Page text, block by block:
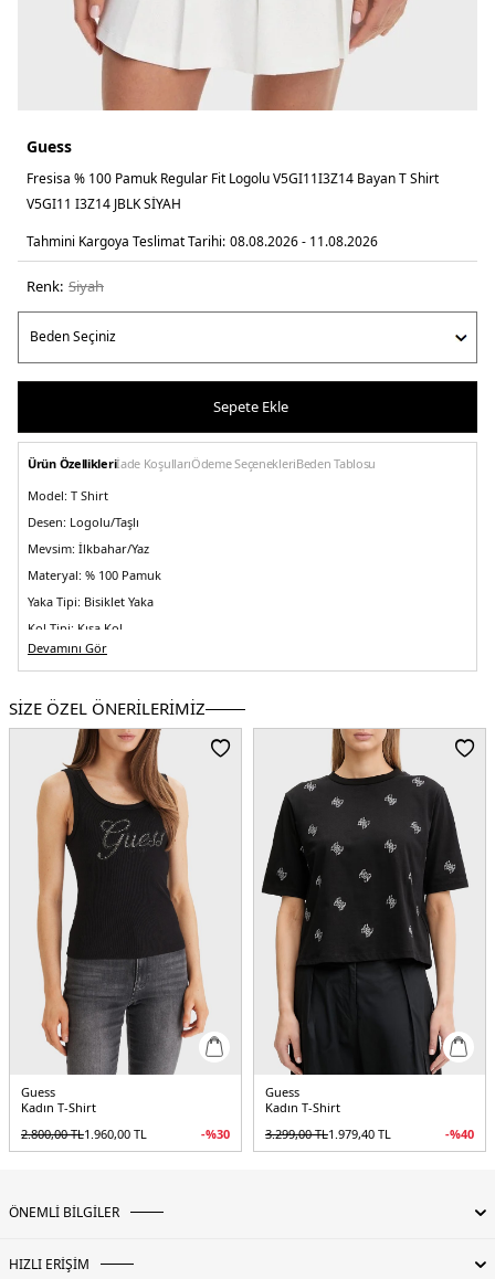
Guess
Fresisa % 100 Pamuk Regular Fit Logolu V5GI11I3Z14 Bayan T Shirt
V5GI11 I3Z14 JBLK SİYAH
Tahmini Kargoya Teslimat Tarihi: 08.08.2026 - 11.08.2026
Renk: si̇yah
Sepete Ekle
Ürün Özellikleriİade KoşullarıÖdeme SeçenekleriBeden Tablosu
Model: T Shirt
Desen: Logolu/Taşlı
Mevsim: İlkbahar/Yaz
Materyal: % 100 Pamuk
Yaka Tipi: Bisiklet Yaka
Kol Tipi: Kısa Kol
Kalıp Bilgisi:Regular Fit
5DY2V5GI11I3Z14JBLK.07
Devamını Gör
SİZE ÖZEL ÖNERİLERİMİZ
Guess
Kadın T-Shirt
2.800,00TL1.960,00 TL -%30
Guess
Kadın T-Shirt
3.299,00TL1.979,40 TL -%40
ÖNEMLİ BİLGİLER
HIZLI ERİŞİM